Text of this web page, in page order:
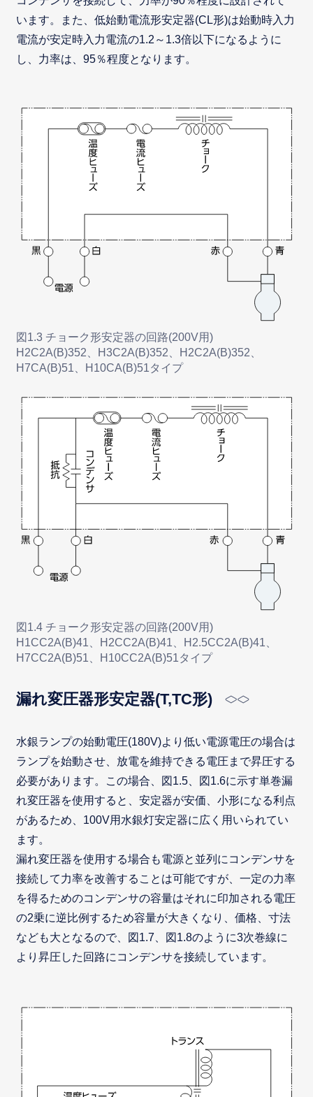
います。また、低始動電流形安定器(CL形)は始動時入力
電流が安定時入力電流の1.2～1.3倍以下になるように
し、力率は、95％程度となります。
図1.3 チョーク形安定器の回路(200V用)
H2C2A(B)352、H3C2A(B)352、H2C2A(B)352、
H7CA(B)51、H10CA(B)51タイプ
図1.4 チョーク形安定器の回路(200V用)
H1CC2A(B)41、H2CC2A(B)41、H2.5CC2A(B)41、
H7CC2A(B)51、H10CC2A(B)51タイプ
漏れ変圧器形安定器(T,TC形)
水銀ランプの始動電圧(180V)より低い電源電圧の場合は
ランプを始動させ、放電を維持できる電圧まで昇圧する
必要があります。この場合、図1.5、図1.6に示す単巻漏
れ変圧器を使用すると、安定器が安価、小形になる利点
があるため、100V用水銀灯安定器に広く用いられてい
ます。
漏れ変圧器を使用する場合も電源と並列にコンデンサを
接続して力率を改善することは可能ですが、一定の力率
を得るためのコンデンサの容量はそれに印加される電圧
の2乗に逆比例するため容量が大きくなり、価格、寸法
なども大となるので、図1.7、図1.8のように3次巻線に
より昇圧した回路にコンデンサを接続しています。